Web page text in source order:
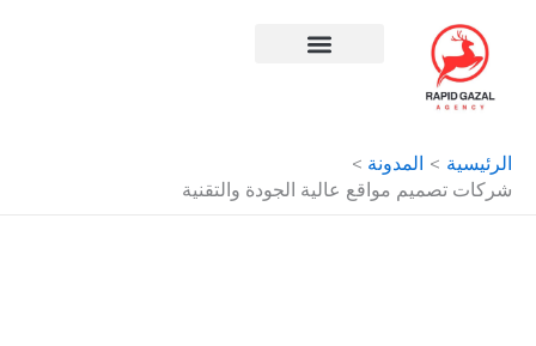
الرئيسية
المدونة
شركات تصميم مواقع عالية الجودة والتقنية